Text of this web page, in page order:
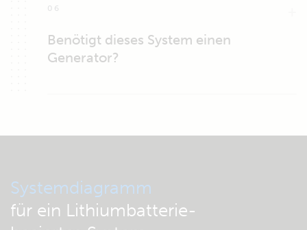
06
Benötigt dieses System einen
Generator?
Systemdiagramm
für ein Lithiumbatterie-